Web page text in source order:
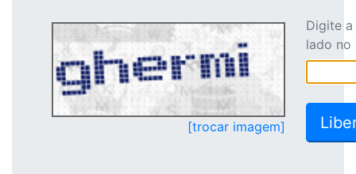
[trocar imagem]
Digite
lado no